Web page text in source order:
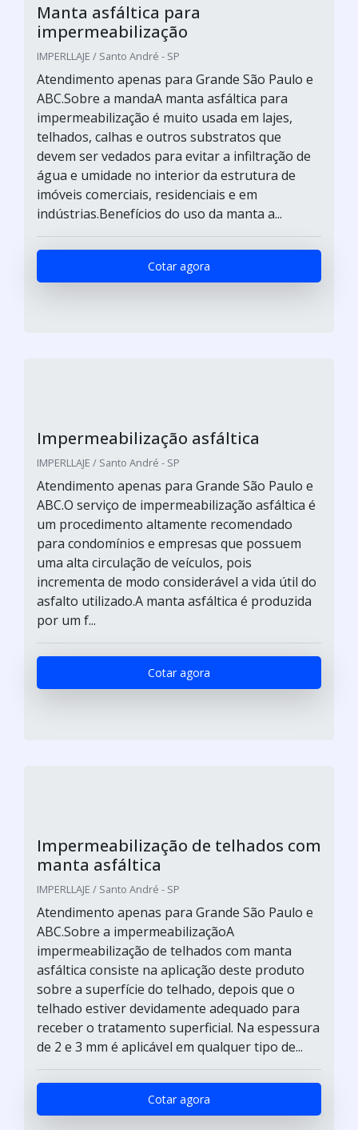
Manta asfáltica para
impermeabilização
IMPERLLAJE / Santo André - SP
Atendimento apenas para Grande São Paulo e
ABC.Sobre a mandaA manta asfáltica para
impermeabilização é muito usada em lajes,
telhados, calhas e outros substratos que
devem ser vedados para evitar a infiltração de
água e umidade no interior da estrutura de
imóveis comerciais, residenciais e em
indústrias.Benefícios do uso da manta a...
Cotar agora
Impermeabilização asfáltica
IMPERLLAJE / Santo André - SP
Atendimento apenas para Grande São Paulo e
ABC.O serviço de impermeabilização asfáltica é
um procedimento altamente recomendado
para condomínios e empresas que possuem
uma alta circulação de veículos, pois
incrementa de modo considerável a vida útil do
asfalto utilizado.A manta asfáltica é produzida
por um f...
Cotar agora
Impermeabilização de telhados com
manta asfáltica
IMPERLLAJE / Santo André - SP
Atendimento apenas para Grande São Paulo e
ABC.Sobre a impermeabilizaçãoA
impermeabilização de telhados com manta
asfáltica consiste na aplicação deste produto
sobre a superfície do telhado, depois que o
telhado estiver devidamente adequado para
receber o tratamento superficial. Na espessura
de 2 e 3 mm é aplicável em qualquer tipo de...
Cotar agora